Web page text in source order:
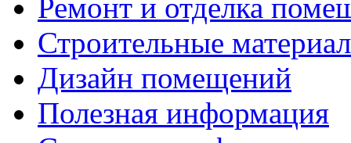
Ремонт и отделка
Строительные
Дизайн помещений
Полезная информация